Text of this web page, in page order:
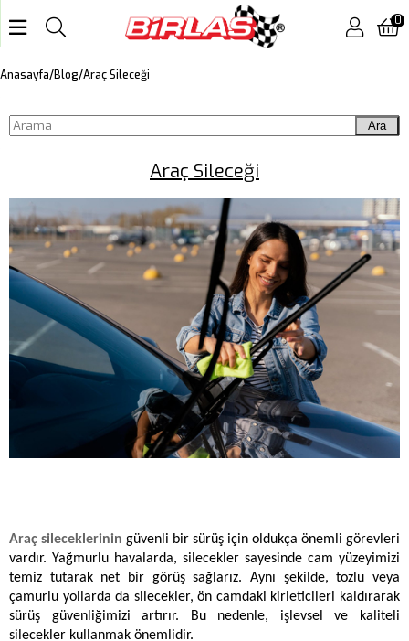
0
Anasayfa Blog Araç Sileceği
Ara
Araç Sileceği
Araç sileceklerinin güvenli bir sürüş için oldukça önemli görevleri
vardır. Yağmurlu havalarda, silecekler sayesinde cam yüzeyimizi
temiz tutarak net bir görüş sağlarız. Aynı şekilde, tozlu veya
çamurlu yollarda da silecekler, ön camdaki kirleticileri kaldırarak
sürüş güvenliğimizi artırır. Bu nedenle, işlevsel ve kaliteli
silecekler kullanmak önemlidir.